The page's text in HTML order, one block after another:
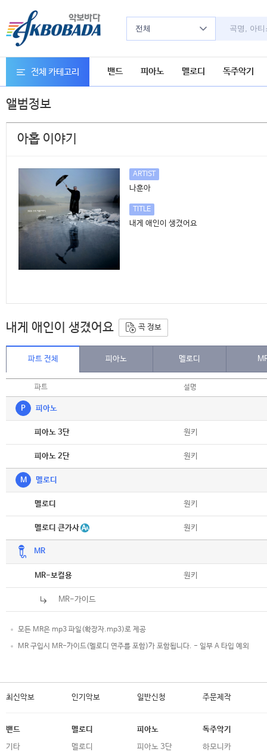
전체
전체 카테고리 밴드 피아노 멜로디 독주악기
앨범정보
아홉 이야기
ARTIST
나훈아
TITLE
내게 애인이 생겼어요
내게 애인이 생겼어요 곡 정보
파트 전체 피아노 멜로디
파트 설명
P 피아노
피아노 3단 원키
피아노 2단 원키
M 멜로디
멜로디 원키
멜로디 큰가사 원키
MR
MR-보컬용 원키
MR-가이드
모든 MR은 mp3 파일(확장자.mp3)로 제공
MR 구입시 MR-가이드(멜로디 연주를 포함)가 포함됩니다. - 일부 A 타입 예외
최신악보 인기악보 일반신청 주문제작
밴드
기타
멜로디
멜로디
피아노
피아노 3단
독주악기
하모니카